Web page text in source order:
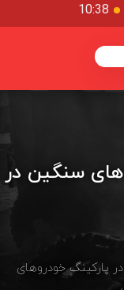
10:38
سنگین در
پارکینگ خودروهای